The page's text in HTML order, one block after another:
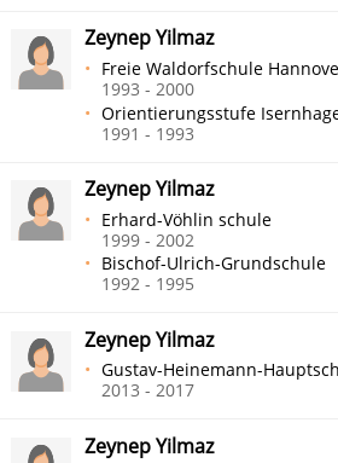
Zeynep Yilmaz
Freie Waldorfschule
1993 - 2000
Orientierungsstufe
1991 - 1993
Zeynep Yilmaz
Erhard-Vöhlin schule
1999 - 2002
Bischof-Ulrich-Grundschule
1992 - 1995
Zeynep Yilmaz
Gustav-Heinemann-
2013 - 2017
Zeynep Yilmaz